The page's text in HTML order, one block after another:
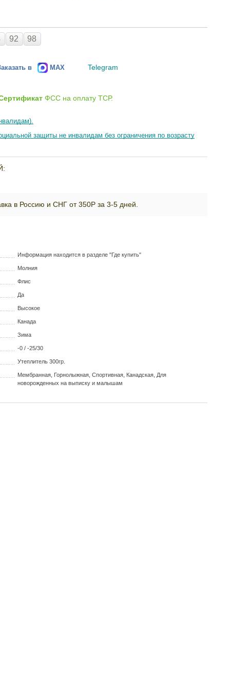
92 98
в MAX Telegram
ФСС на оплату ТСР.
защиты не инвалидам без ограничения по возрасту
в Россию и СНГ от 350Р за 3-5 дней.
Информация находится в разделе "Где купить"
Молния
Флис
Да
Высокое
Канада
Зима
-0 / -25/30
Утеплитель 300гр.
Мембранная, Горнолыжная, Спортивная, Канадская, Для
новорожденных на выписку и малышам